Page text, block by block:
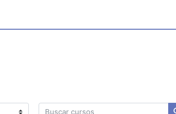
Buscar cursos